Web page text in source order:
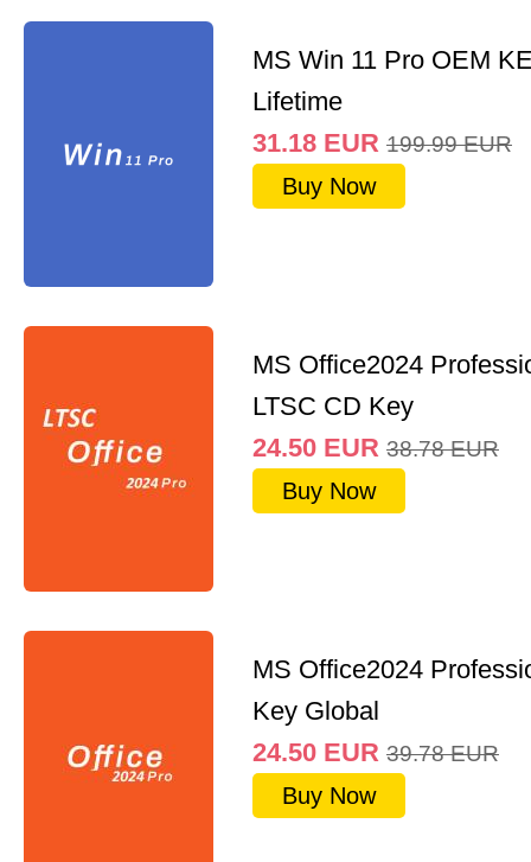
MS Win 11 Pro OEM
Lifetime
31.18 EUR 199.99 EUR
Buy Now
MS Office2024
LTSC CD Key
24.50 EUR 38.78 EUR
Buy Now
MS Office2024
Key Global
24.50 EUR 39.78 EUR
Buy Now